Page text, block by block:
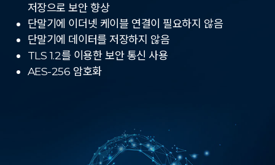
저장으로 보안 향상
단말기에 이더넷 케이블 연결이 필요하지 않음
단말기에 데이터를 저장하지 않음
TLS 1.2를 이용한 보안 통신 사용
AES-256 암호화